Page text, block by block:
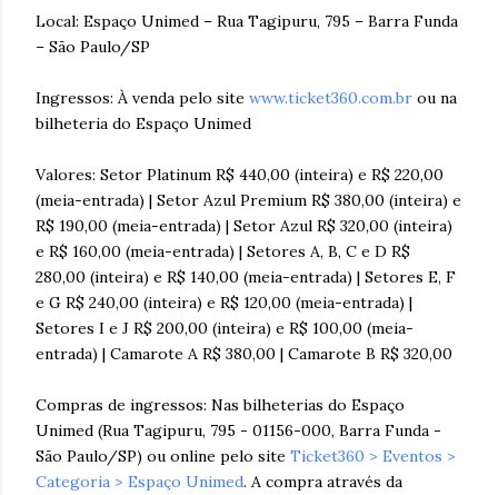
Local: Espaço Unimed – Rua Tagipuru, 795 – Barra Funda
– São Paulo/SP
Ingressos: À venda pelo site www.ticket360.com.br ou na
bilheteria do Espaço Unimed
Valores: Setor Platinum R$ 440,00 (inteira) e R$ 220,00
(meia-entrada) | Setor Azul Premium R$ 380,00 (inteira) e
R$ 190,00 (meia-entrada) | Setor Azul R$ 320,00 (inteira)
e R$ 160,00 (meia-entrada) | Setores A, B, C e D R$
280,00 (inteira) e R$ 140,00 (meia-entrada) | Setores E, F
e G R$ 240,00 (inteira) e R$ 120,00 (meia-entrada) |
Setores I e J R$ 200,00 (inteira) e R$ 100,00 (meia-
entrada) | Camarote A R$ 380,00 | Camarote B R$ 320,00
Compras de ingressos: Nas bilheterias do Espaço
Unimed (Rua Tagipuru, 795 - 01156-000, Barra Funda -
São Paulo/SP) ou online pelo site Ticket360 > Eventos >
Categoria > Espaço Unimed. A compra através da